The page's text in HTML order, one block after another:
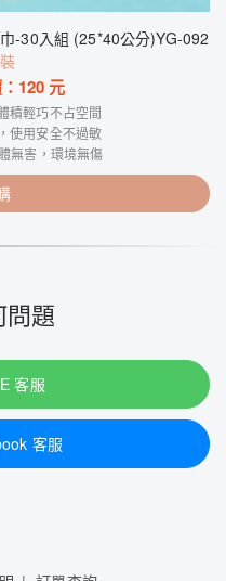
-30入組 (25*40公分)YG-092
120元
積輕巧不占空間
使用安全不過敏
無害，環境無傷
問題
客服
客服